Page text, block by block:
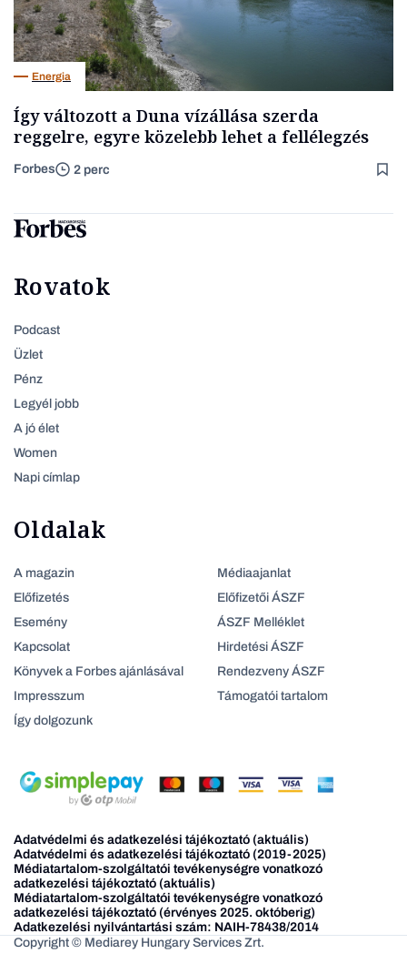
Energia
Így változott a Duna vízállása szerda
reggelre, egyre közelebb lehet a fellélegzés
Forbes 2 perc
Rovatok
Podcast
Üzlet
Pénz
Legyél jobb
A jó élet
Women
Napi címlap
Oldalak
A magazin
Előfizetés
Esemény
Kapcsolat
Könyvek a Forbes ajánlásával
Impresszum
Így dolgozunk
Médiaajanlat
Előfizetői ÁSZF
ÁSZF Melléklet
Hirdetési ÁSZF
Rendezveny ÁSZF
Támogatói tartalom
Adatvédelmi és adatkezelési tájékoztató (aktuális)
Adatvédelmi és adatkezelési tájékoztató (2019-2025)
Médiatartalom-szolgáltatói tevékenységre vonatkozó
adatkezelési tájékoztató (aktuális)
Médiatartalom-szolgáltatói tevékenységre vonatkozó
adatkezelési tájékoztató (érvényes 2025. októberig)
Adatkezelési nyilvántartási szám: NAIH-78438/2014
Copyright © Mediarey Hungary Services Zrt.